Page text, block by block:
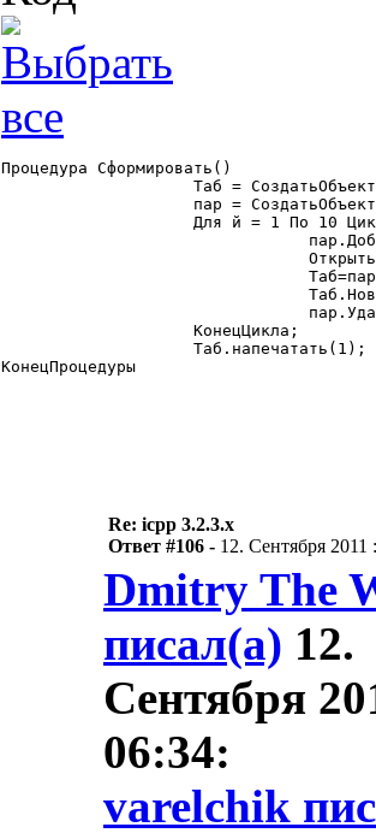
Процедура Сформировать()
КонецПроцедуры
Re: icpp 3.2.3.x
Ответ #106 - 12. Сентября 2011
Dmitry The
писал(а) 12.
Сентября
06:34:
varelchik